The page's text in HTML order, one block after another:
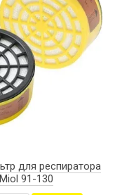
для респиратора
91-130